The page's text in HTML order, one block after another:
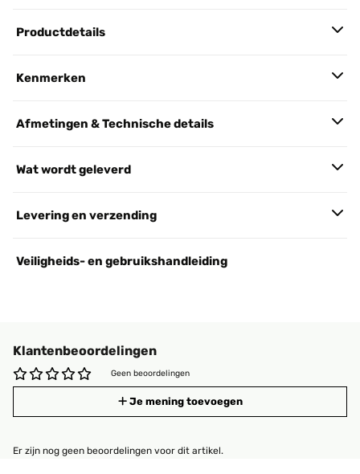
Productdetails
Kenmerken
Afmetingen & Technische details
Wat wordt geleverd
Levering en verzending
Veiligheids- en gebruikshandleiding
Klantenbeoordelingen
Geen beoordelingen
Je mening toevoegen
Er zijn nog geen beoordelingen voor dit artikel.